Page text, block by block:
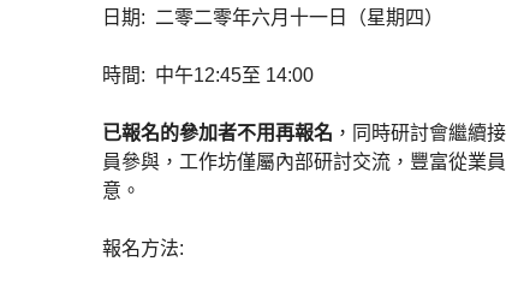
日期: 二零二零年六月十一日（星期四）
時間: 中午12:45至 14:00
已報名的參加者不用再報名 ，同時研討會繼續
員參與，工作坊僅屬內部研討交流，豐富從業
意。
報名方法: